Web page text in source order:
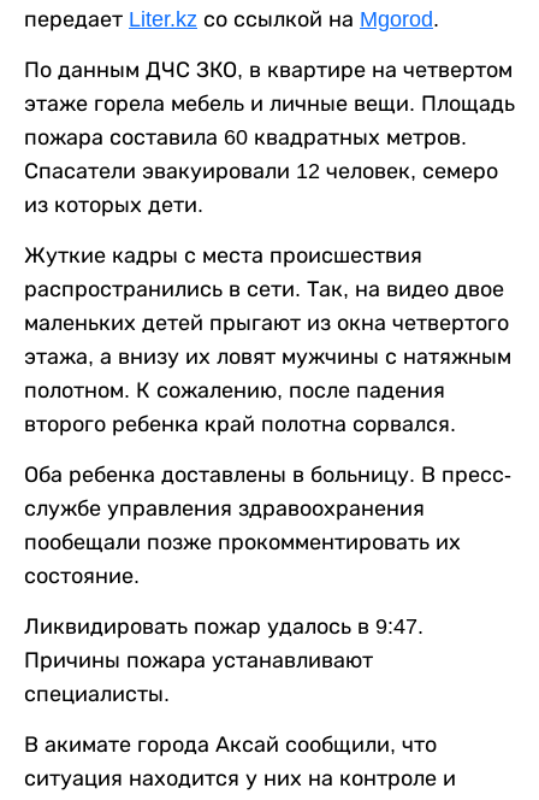
передает Liter.kz со ссылкой на Mgorod.
По данным ДЧС ЗКО, в квартире на четвертом
этаже горела мебель и личные вещи. Площадь
пожара составила 60 квадратных метров.
Спасатели эвакуировали 12 человек, семеро
из которых дети.
Жуткие кадры с места происшествия
распространились в сети. Так, на видео двое
маленьких детей прыгают из окна четвертого
этажа, а внизу их ловят мужчины с натяжным
полотном. К сожалению, после падения
второго ребенка край полотна сорвался.
Оба ребенка доставлены в больницу. В пресс-
службе управления здравоохранения
пообещали позже прокомментировать их
состояние.
Ликвидировать пожар удалось в 9:47.
Причины пожара устанавливают
специалисты.
В акимате города Аксай сообщили, что
ситуация находится у них на контроле и